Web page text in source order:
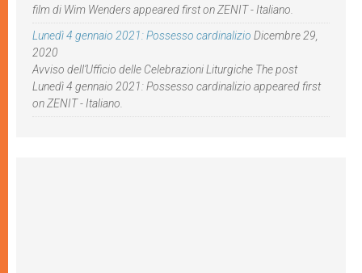
film di Wim Wenders appeared first on ZENIT - Italiano.
Lunedì 4 gennaio 2021: Possesso cardinalizio Dicembre 29,
2020
Avviso dell’Ufficio delle Celebrazioni Liturgiche The post
Lunedì 4 gennaio 2021: Possesso cardinalizio appeared first
on ZENIT - Italiano.